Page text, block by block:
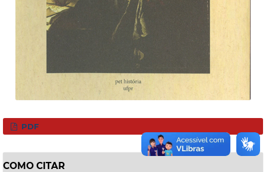
PDF
COMO CITAR